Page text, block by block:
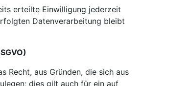
erteilte Einwilligung jederzeit
Datenverarbeitung bleibt
Recht, aus Gründen, die sich aus
dies gilt auch für ein auf